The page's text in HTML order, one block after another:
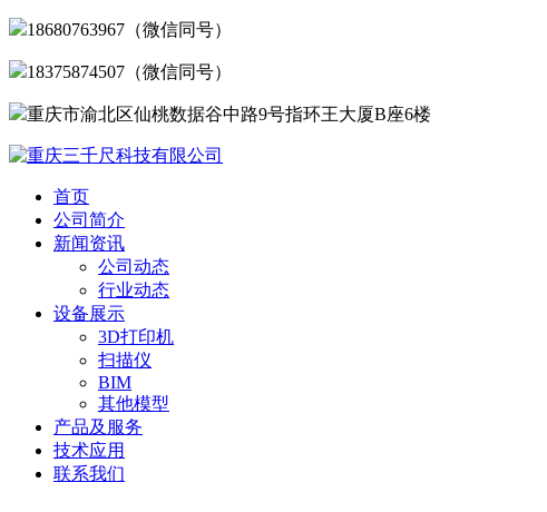
18680763967（微信同号）
18375874507（微信同号）
重庆市渝北区仙桃数据谷中路9号指环王大厦B座6楼
首页
公司简介
新闻资讯
公司动态
行业动态
设备展示
3D打印机
扫描仪
BIM
其他模型
产品及服务
技术应用
联系我们